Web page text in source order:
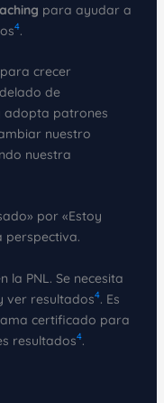
para ayudar a
4.
crecer
de
adopta patrones
nuestro
nuestra
por «Estoy
perspectiva.
la PNL. Se necesita
ver resultados4. Es
certificado para
resultados4.